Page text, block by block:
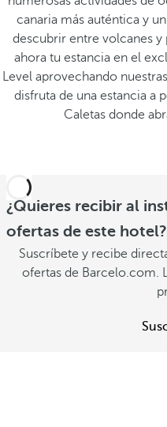
canaria más auténtica y
descubrir entre volcanes y
ahora tu estancia en el
Level aprovechando nuestras
disfruta de una estancia a
Caletas donde
¿Quieres recibir al
ofertas de este hotel?
Suscríbete y recibe
ofertas de Barcelo.com.